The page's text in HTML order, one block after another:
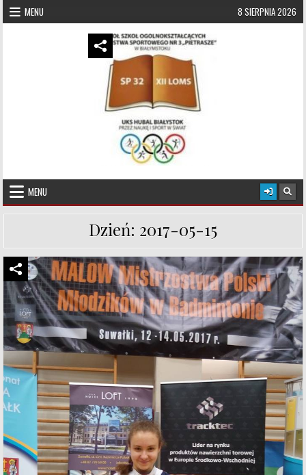
Skip to content
MENU 8 SIERPNIA 2026
UKS Hubal Białystok
MENU
Dzień: 2017-05-15